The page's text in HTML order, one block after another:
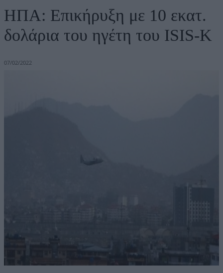
ΗΠΑ: Επικήρυξη με 10 εκατ.
δολάρια του ηγέτη του ISIS-K
07/02/2022